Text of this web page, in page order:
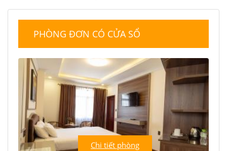
PHÒNG ĐƠN CÓ CỬA SỔ
Chi tiết phòng